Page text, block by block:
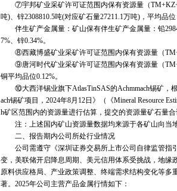
⑦宇邦矿业采矿许可证范围内保有资源量（
吨)、锌2308810.5吨(对应矿石量27211.1万吨)，平均品位
伴生矿产金属量：矿山保有伴生矿产金属量：铅
7%、锌0.34%。
⑧西藏博盛矿业采矿许可证范围内保有资源量（
⑨唐河时代矿业采矿许可证范围内保有资源量（
铜平均品位0.12%。
⑩大西洋锡业旗下AtlasTinSAS的Achmmach锡矿，根
ach锡矿项目，2024年8月12日》（《Mineral Resource
h矿区范围内的资源量进行估算，提交的资源量矿石量合
注：上述国内矿山资源量数据均来源于各矿山向当地
二、报告期内公司所处行业情况
公司需遵守《深圳证券交易所上市公司自律监管指
变，美联储开启降息周期、美元信用体系受挑战，地
原料供应格局、产业政策调整、终端需求结构变化等
著。2025年公司主营产品金属行情如下：